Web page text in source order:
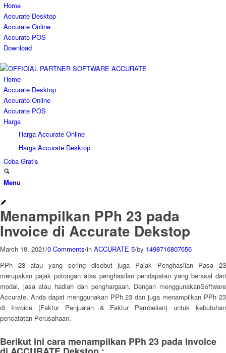
Home
Accurate Desktop
Accurate Online
Accurate POS
Download
Home
Accurate Desktop
Accurate Online
Accurate POS
Harga
Harga Accurate Online
Harga Accurate Desktop
Coba Gratis
Menu
Menampilkan PPh 23 pada
Invoice di Accurate Dekstop
March 18, 2021/0 Comments/in ACCURATE 5/by 1498716807656
PPh 23 atau yang sering disebut juga Pajak Penghasilan Pasa 23
merupakan pajak potongan atas penghasilan pendapatan yang berasal dari
modal, jasa atau hadiah dan penghargaan. Dengan menggunakanSoftware
Accurate, Anda dapat menggunakan PPh 23 dan juga menampilkan PPh 23
di Invoice (Faktur Penjualan & Faktur Pembelian) untuk kebutuhan
pencatatan Perusahaan.
Berikut ini cara menampilkan PPh 23 pada Invoice